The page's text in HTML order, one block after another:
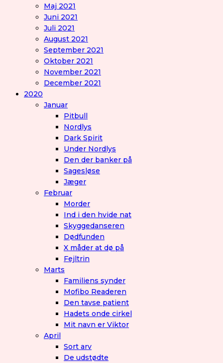
Maj 2021
Juni 2021
Juli 2021
August 2021
September 2021
Oktober 2021
November 2021
December 2021
2020
Januar
Pitbull
Nordlys
Dark Spirit
Under Nordlys
Den der banker på
Sagesløse
Jæger
Februar
Morder
Ind i den hvide nat
Skyggedanseren
Dødfunden
X måder at dø på
Fejltrin
Marts
Familiens synder
Mofibo Readeren
Den tavse patient
Hadets onde cirkel
Mit navn er Viktor
April
Sort arv
De udstødte